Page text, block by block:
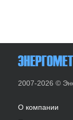
2007-2026 ©
О компании